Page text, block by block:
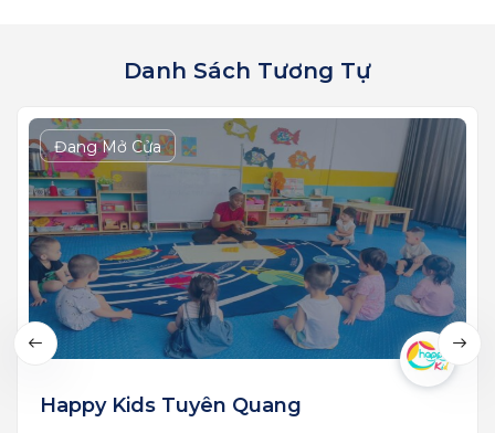
Danh Sách Tương Tự
Đang Mở Cửa
Happy Kids Tuyên Quang